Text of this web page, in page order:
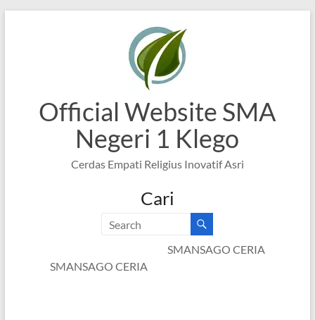
Official Website SMA
Negeri 1 Klego
Cerdas Empati Religius Inovatif Asri
Cari
SMANSAGO CERIA
SMANSAGO CERIA